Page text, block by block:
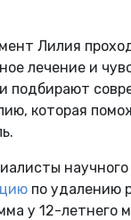
Лилия
лечение и
подбирают
которая
по удалению
у 12-летнего